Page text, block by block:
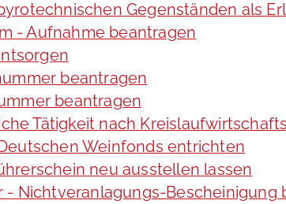
Gegenständen als
- Aufnahme beantragen
beantragen
beantragen
Tätigkeit nach
Weinfonds entrichten
neu ausstellen lassen
Nichtveranlagungs-Bescheinigung